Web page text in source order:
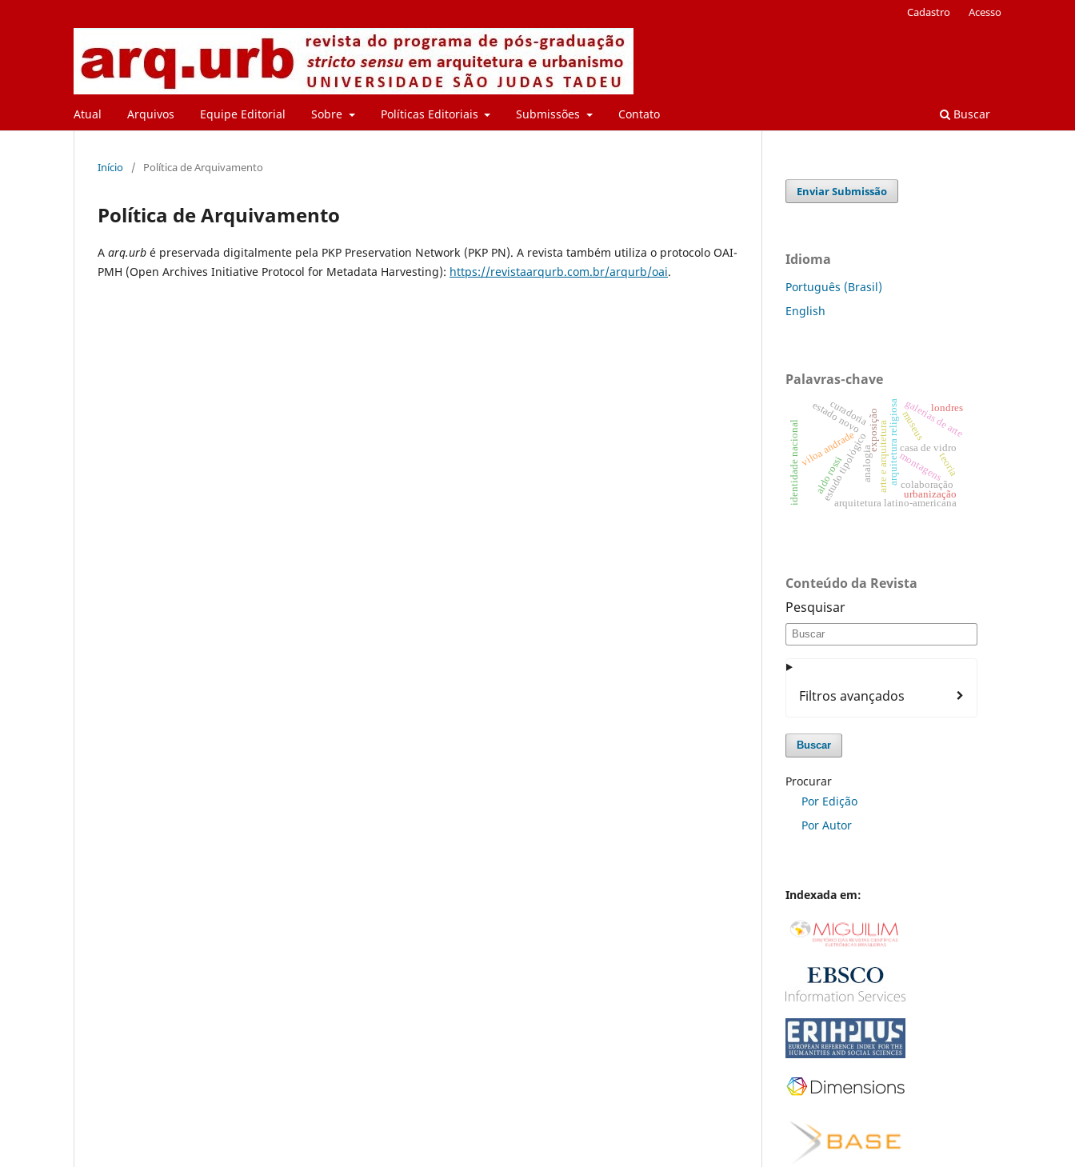
Atual Arquivos Equipe Editorial Sobre Políticas Editoriais Submissões Contato Buscar
Cadastro Acesso
Início / Política de Arquivamento
Política de Arquivamento
Aarq.urb é preservada digitalmente pela PKP Preservation Network (PKP PN). A revista também utiliza o protocolo OAI-
PMH (Open Archives Initiative Protocol for Metadata Harvesting): https://revistaarqurb.com.br/arqurb/oai.
Enviar Submissão
Idioma
Português (Brasil)
English
Palavras-chave
arquitetura religiosa
arte e arquitetura museus
galerias de arte
montagens
casa de vidro
exposição
arquitetura latino-americana
londres
estudo tipológico
viloa andrade
estado novo
identidade nacional analogia
aldo rossi colaboração
curadoria
teoria
urbanização
Conteúdo da Revista
Pesquisar
Filtros avançados
Buscar
Procurar
Por Edição
Por Autor
Indexada em: